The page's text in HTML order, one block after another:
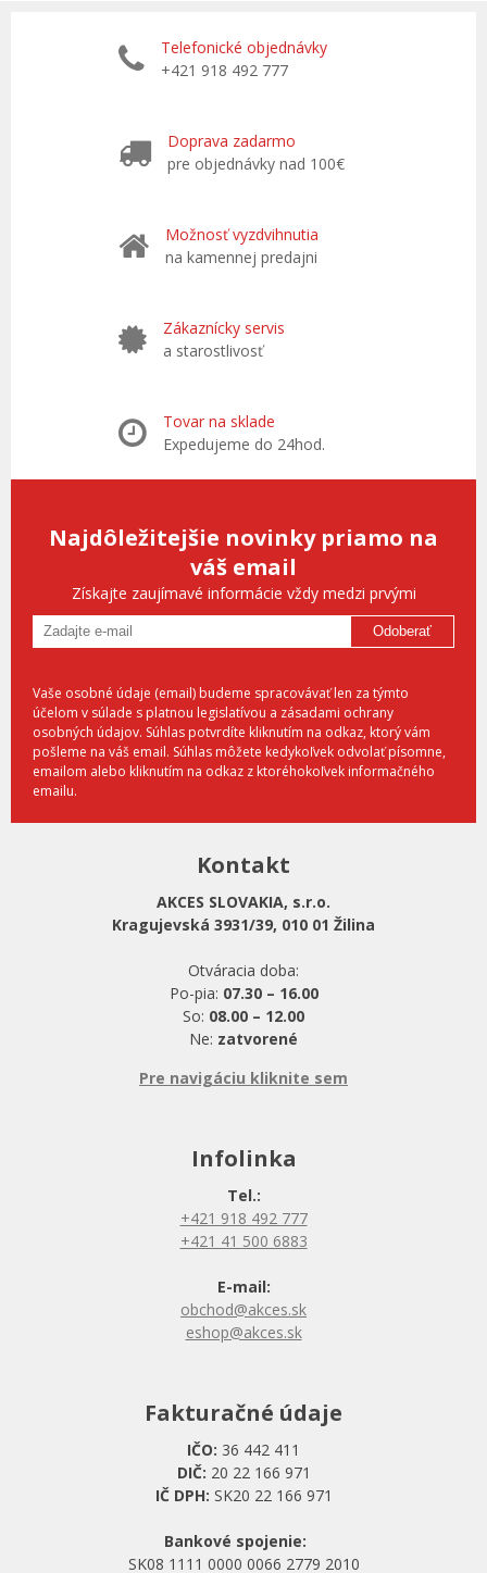
Telefonické objednávky
+421 918 492 777
Doprava zadarmo
pre objednávky nad 100€
Možnosť vyzdvihnutia
na kamennej predajni
Zákaznícky servis
a starostlivosť
Tovar na sklade
Expedujeme do 24hod.
Najdôležitejšie novinky priamo na
váš email
Získajte zaujímavé informácie vždy medzi prvými
Odoberať
Vaše osobné údaje (email) budeme spracovávať len za týmto
účelom v súlade s platnou legislatívou a zásadami ochrany
osobných údajov. Súhlas potvrdíte kliknutím na odkaz, ktorý vám
pošleme na váš email. Súhlas môžete kedykoľvek odvolať písomne,
emailom alebo kliknutím na odkaz z ktoréhokoľvek informačného
emailu.
Kontakt
AKCES SLOVAKIA, s.r.o.
Kragujevská 3931/39, 010 01 Žilina
Otváracia doba:
Po-pia: 07.30 – 16.00
So: 08.00 – 12.00
Ne: zatvorené
Pre navigáciu kliknite sem
Infolinka
Tel.:
+421 918 492 777
+421 41 500 6883
E-mail:
obchod@akces.sk
eshop@akces.sk
Fakturačné údaje
IČO: 36 442 411
DIČ: 20 22 166 971
IČ DPH: SK20 22 166 971
Bankové spojenie:
SK08 1111 0000 0066 2779 2010